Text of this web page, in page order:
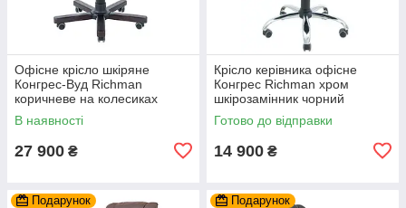
Офісне крісло шкіряне
Конгрес-Вуд Richman
коричневе на колесиках
В наявності
27 900 ₴
Крісло керівника офісне
Конгрес Richman хром
шкірозамінник чорний
Готово до відправки
14 900 ₴
Подарунок Подарунок